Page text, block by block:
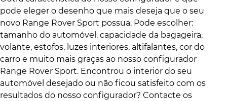
pode eleger o desenho que mais deseja que o seu
novo Range Rover Sport possua. Pode escolher:
tamanho do automóvel, capacidade da bagageira,
volante, estofos, luzes interiores, altifalantes, cor do
carro e muito mais graças ao nosso configurador
Range Rover Sport. Encontrou o interior do seu
automóvel desejado ou não ficou satisfeito com os
resultados do nosso configurador? Contacte os